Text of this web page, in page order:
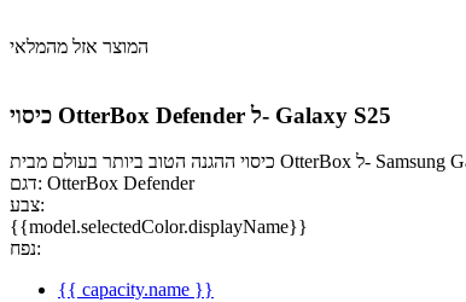
המוצר אזל מהמלאי
כיסוי OtterBox Defender ל- Galaxy S25
דגם: OtterBox Defender
צבע:
{{model.selectedColor.displayName}}
נפח:
{{ capacity.name }}